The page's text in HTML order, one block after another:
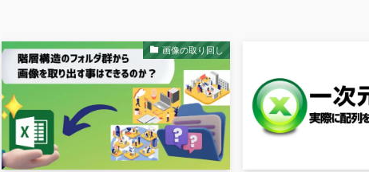
画像の取り回し